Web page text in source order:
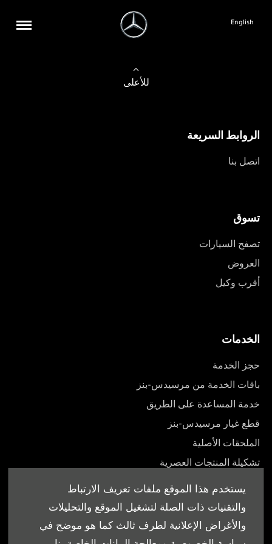
يستخدم هذا الموقع ملفات تعريف الارتباط
والتقنيات ذات الصلة لتشغيل الموقع والتحليلات
والأغراض الإعلانية لطرف ثالث كما هو موضح في
English
للأعلى
الروابط السريعة
اتصل بنا
تسوق
تصفح السيارات
العروض
أقرب وكيل
الخدمات
حجز الخدمة
باقات الخدمة من مرسيدس-بنز
خدمة المساعدة على الطريق
قطع غيار مرسيدس-بنز
الملحقات الأصلية
تشكيلة المنتجات العصرية